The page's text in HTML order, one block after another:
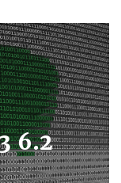
6.2